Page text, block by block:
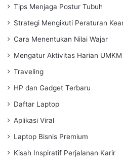
Tips Menjaga Postur Tubuh
Strategi Mengikuti Peraturan
Cara Menentukan Nilai Wajar
Mengatur Aktivitas Harian UMKM
Traveling
HP dan Gadget Terbaru
Daftar Laptop
Aplikasi Viral
Laptop Bisnis Premium
Kisah Inspiratif Perjalanan Karir